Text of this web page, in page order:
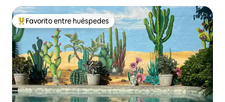
De los mejores en Favorito entre huéspedes
Favorito entre huéspedes